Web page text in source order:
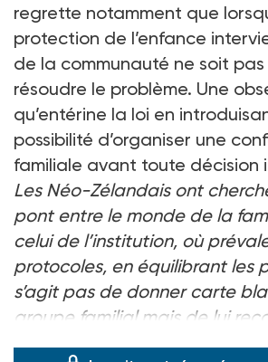
regrette notamment que
protection de l’enfance
de la communauté ne soit
résoudre le problème. Une
qu’entérine la loi en
possibilité d’organiser une
familiale avant toute décision
Les Néo-Zélandais ont
pont entre le monde de la
celui de l’institution, où
protocoles, en équilibrant les
s’agit pas de donner carte
groupe familial mais de lui